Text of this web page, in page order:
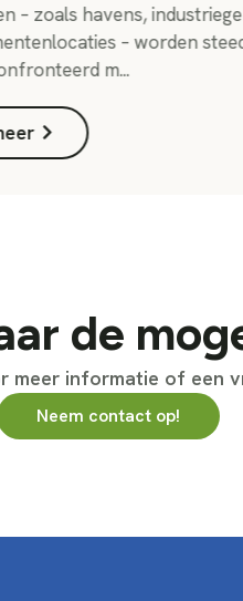
– zoals havens,
– worden
m...
de
meer informatie of een
Neem contact op!